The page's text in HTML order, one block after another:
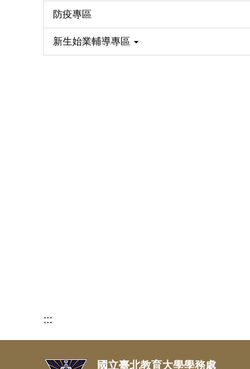
防疫專區
新生始業輔導專區
:::
國立臺北教育大學學務處